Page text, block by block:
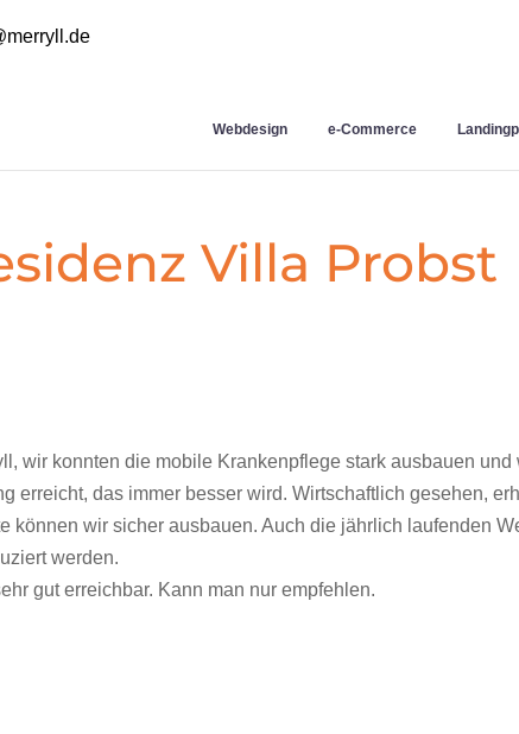
Webdesign e-Commerce
Villa Probst
wir konnten die mobile Krankenpflege stark ausbauen und
erreicht, das immer besser wird. Wirtschaftlich gesehen,
können wir sicher ausbauen. Auch die jährlich laufenden
werden.
gut erreichbar. Kann man nur empfehlen.